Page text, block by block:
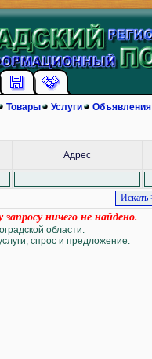
Товары Услуги Объявления
Адрес
ничего не найдено.
области.
спрос и предложение.